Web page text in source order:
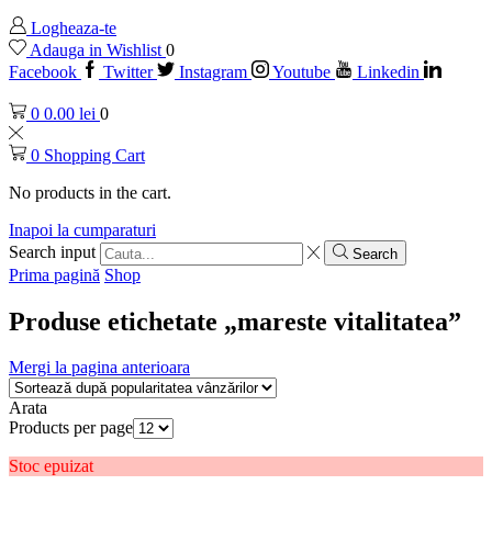
Logheaza-te
Adauga in Wishlist 0
Facebook
Twitter Instagram Youtube Linkedin
0 0.00 lei 0
0 Shopping Cart
No products in the cart.
Inapoi la cumparaturi
Search input
Search
Prima pagină Shop
Produse etichetate „mareste vitalitatea”
Mergi la pagina anterioara
Arata
Products per page
Stoc epuizat